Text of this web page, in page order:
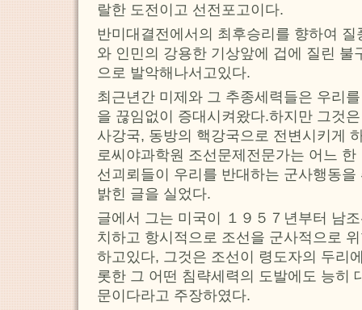
랄한 도전이고 선전포고이다.
반미대결전에서의 최후승리를 향하여
와 인민의 강용한 기상앞에 겁에 질린 불
으로 발악해나서고있다.
최근년간 미제와 그 추종세력들은 우리
을 끊임없이 증대시켜왔다.하지만 그것
사강국, 동방의 핵강국으로 전변시키게
로씨야과학원 조선문제전문가는 어느
선괴뢰들이 우리를 반대하는 군사행동
밝힌 글을 실었다.
글에서 그는 미국이 １９５７년부터 남
치하고 항시적으로 조선을 군사적으로
하고있다, 그것은 조선이 령도자의 두리
롯한 그 어떤 침략세력의 도발에도 능히
문이다라고 주장하였다.